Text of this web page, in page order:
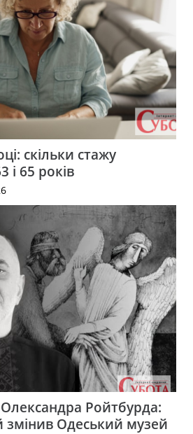
скільки стажу
і 65 років
Олександра Ройтбурда:
Одеський музей